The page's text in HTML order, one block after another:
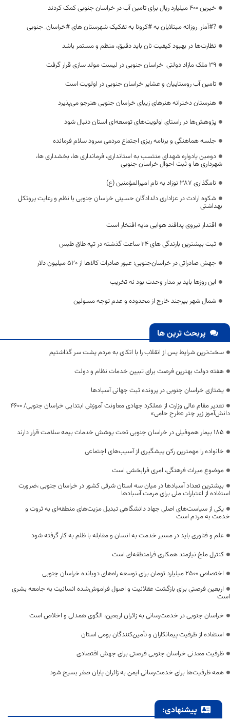
خیرین ۴۰۰ میلیارد ریال برای تامین آب در خراسان جنوبی کمک کردند
?#آمار_روزانه مبتلایان به #کرونا به تفکیک شهرستان های #خراسان_جنوبی
نظارت‌ها در بهبود کیفیت نان باید دقیق، منظم و مستمر باشد
۳۹ ملک مازاد دولتی خراسان جنوبی در لیست مولد سازی قرار گرفت
تامین آب روستاییان و عشایر خراسان جنوبی در اولویت است
هنرستان دخترانه هنر‌های زیبای خراسان جنوبی هنرجو می‌پذیرد
پژوهش‌ها در راستای اولویت‌های توسعه‌ای استان دنبال شود
جلسه هماهنگی و برنامه ریزی اجتماع مردمی سرود سلام فرمانده
دومین يادواره شهدای منتسب به استانداری، فرمانداری ها، بخشداری ها،
شهرداری ها و ثبت احوال خراسان جنوبی
نامگذاری ۳۸۷ نوزاد به نام امیرالمؤمنین (ع)
شکوه ارادت در عزاداری دلدادگان حسینی خراسان جنوبی با نظم و رعایت پروتکل
بهداشتی
اقتدار نیروی پدافند هوایی مایه افتخار است
ثبت بیشترین بارندگی های 24 ساعت گذشته در تپه طاق طبس
جهش صادراتی در خراسان‌جنوبی؛ عبور صادرات کالاها از ۵۲۰ میلیون دلار
این روزها باید بر مدار وحدت بود نه تخریب
شمال شهر بیرجند خارج از محدوده و عدم توجه مسولین
پربحث ترین ها
سخت‌ترین شرایط پس از انقلاب را با اتکای به مردم پشت سر گذاشتیم
هفته دولت بهترین فرصت برای تبیین خدمات نظام و دولت
یشتازی خراسان جنوبی در پرونده ثبت جهانی آسبادها
تقدیر مقام عالی وزارت از عملکرد جهادی معاونت آموزش ابتدایی خراسان جنوبی/ ۴۶۰۰
دانش‌آموز زیر چتر «طرح حامی»
۱۸۵ بیمار هموفیلی در خراسان جنوبی تحت پوشش خدمات بیمه سلامت قرار دارند
خانواده را مهمترین رکن پیشگیری از آسیب‌های اجتماعی
موضوع میراث فرهنگی، امری فرابخشی است
بیشترین تعداد آسبادها در میان سه استان شرقی کشور در خراسان جنوبی ،ضرورت
استفاده از اعتبارات ملی برای مرمت آسبادها
یکی از سیاست‌های اصلی جهاد دانشگاهی تبدیل مزیت‌های منطقه‌ای به ثروت و
خدمت به مردم است
علم و فناوری باید در مسیر خدمت به انسان و مقابله با ظلم به کار گرفته شود
کنترل ملخ نیازمند همکاری فرامنطقه‌ای است
اختصاص 2500 میلیارد تومان برای توسعه راه‌های دوبانده خراسان جنوبی
اربعین فرصتی برای بازگشت عقلانیت و اصول فراموش‌شده انسانیت به جامعه بشری
است
خراسان جنوبی در خدمت‌رسانی به زائران اربعین، الگوی همدلی و اخلاص است
استفاده از ظرفیت پیمانکاران و تأمین‌کنندگان بومی استان
ظرفیت معدنی خراسان جنوبی فرصتی برای جهش اقتصادی
همه ظرفیت‌ها برای خدمت‌رسانی ایمن به زائران پایان صفر بسیج شود
پیشنهادی: